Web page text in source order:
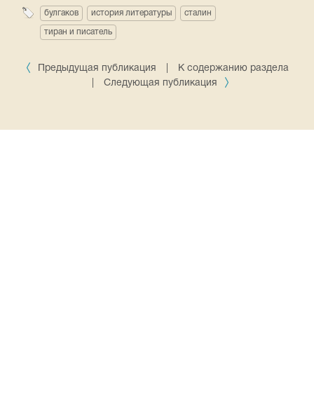
булгаков история литературы сталин
тиран и писатель
Предыдущая публикация
К содержанию раздела
Следующая публикация